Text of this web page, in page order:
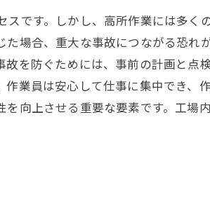
です。しかし、高所作業には多く
場合、重大な事故につながる恐れ
を防ぐためには、事前の計画と点
業員は安心して仕事に集中でき、
向上させる重要な要素です。工場